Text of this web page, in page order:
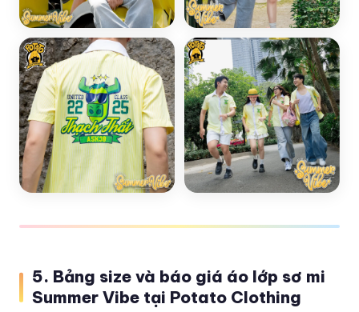
5. Bảng size và báo giá áo lớp sơ mi
Summer Vibe tại Potato Clothing